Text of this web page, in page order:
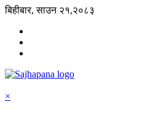
बिहीबार, साउन २१,२०८३
×